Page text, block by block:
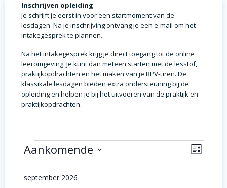
Inschrijven opleiding
Je schrijft je eerst in voor een startmoment van de
lesdagen. Na je inschrijving ontvang je een e-mail om het
intakegesprek te plannen.
Na het intakegesprek krijg je direct toegang tot de online
leeromgeving. Je kunt dan meteen starten met de lesstof,
praktijkopdrachten en het maken van je BPV-uren. De
klassikale lesdagen bieden extra ondersteuning bij de
opleiding en helpen je bij het uitvoeren van de praktijk en
praktijkopdrachten.
Evenementen
W
e
E
Lijst
Aankomende
datum.
september 2026